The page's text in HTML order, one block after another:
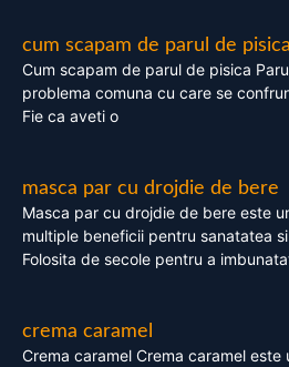
cum scapam de parul de pisica
Cum scapam de parul de pisica
problema comuna cu care se
Fie ca aveti o
masca par cu drojdie de bere
Masca par cu drojdie de bere este
multiple beneficii pentru sanatatea
Folosita de secole pentru a
crema caramel
Crema caramel Crema caramel